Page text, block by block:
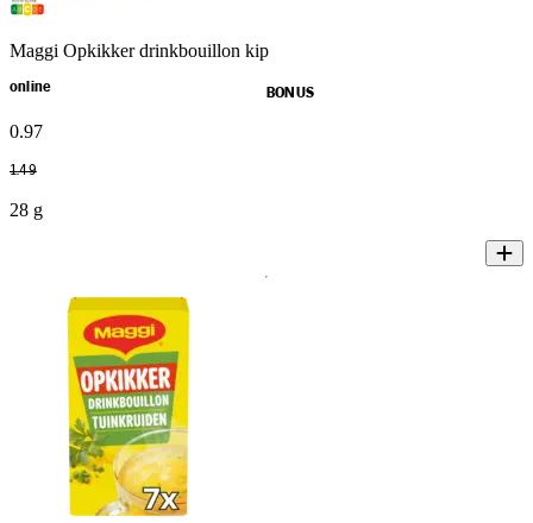
Maggi Opkikker drinkbouillon kip
online BONUS
0.97
1.49
28 g